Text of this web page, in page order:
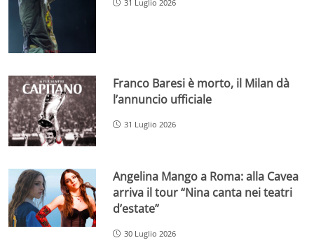
31 Luglio 2026
Franco Baresi è morto, il Milan dà
l’annuncio ufficiale
31 Luglio 2026
Angelina Mango a Roma: alla Cavea
arriva il tour “Nina canta nei teatri
d’estate”
30 Luglio 2026